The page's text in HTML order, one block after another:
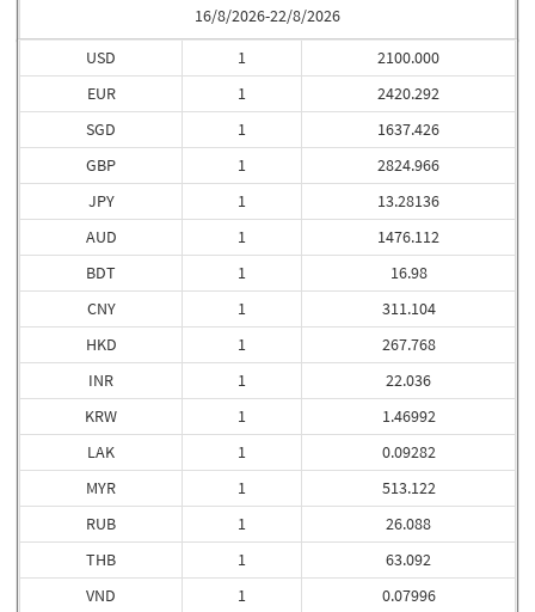
16/8/2026-22/8/2026
USD
EUR
SGD
GBP
JPY
AUD
BDT
CNY
HKD
INR
KRW
LAK
MYR
RUB
THB
VND
1
1
1
1
1
1
1
1
1
1
1
1
1
1
1
1
2100.000
2420.292
1637.426
2824.966
13.28136
1476.112
16.98
311.104
267.768
22.036
1.46992
0.09282
513.122
26.088
63.092
0.07996